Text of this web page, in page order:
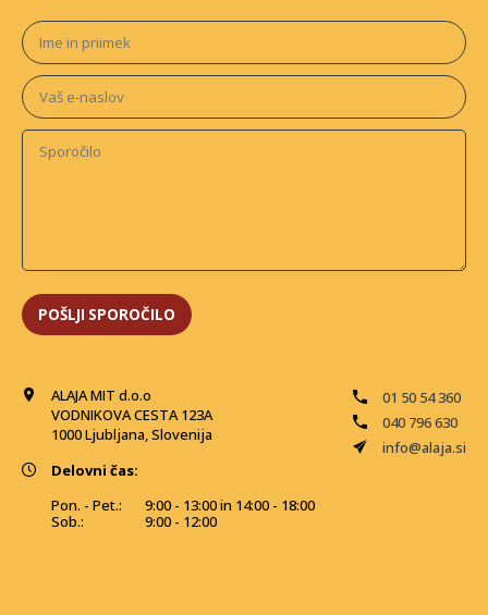
ALAJA MIT d.o.o
VODNIKOVA CESTA 123A
1000 Ljubljana, Slovenija
01 50 54 360
040 796 630
info@alaja.si
Delovni čas:
Pon. - Pet.:
Sob.:
9:00 - 13:00 in 14:00 - 18:00
9:00 - 12:00